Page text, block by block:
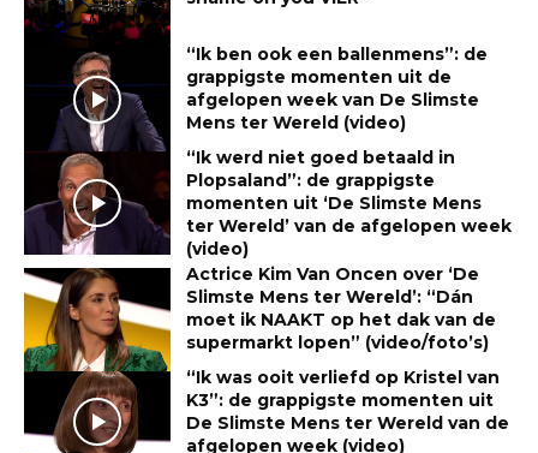
“Ik ben ook een ballenmens”: de
grappigste momenten uit de
afgelopen week van De Slimste
Mens ter Wereld (video)
“Ik werd niet goed betaald in
Plopsaland”: de grappigste
momenten uit ‘De Slimste Mens
ter Wereld’ van de afgelopen week
(video)
Actrice Kim Van Oncen over ‘De
Slimste Mens ter Wereld’: “Dán
moet ik NAAKT op het dak van de
supermarkt lopen” (video/foto’s)
“Ik was ooit verliefd op Kristel van
K3”: de grappigste momenten uit
De Slimste Mens ter Wereld van de
afgelopen week (video)